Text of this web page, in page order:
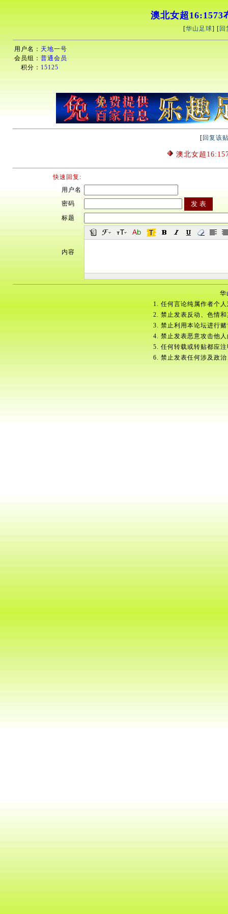
澳北女超16:1573
[华山足球] [ 回
用户名： 天地一号
会员组： 普通会员
积分： 15125
[ 回复该
澳北女超
快速回复:
用户名
密码
标题
内容
华
1. 任何言论纯属作者个
2. 禁止发表反动、色情
3. 禁止利用本论坛进行
4. 禁止发表恶意攻击他
5. 任何转载或转贴都应
6. 禁止发表任何涉及政